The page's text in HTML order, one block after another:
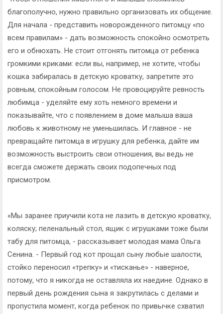
благополучно, нужно правильно организовать их общение.
Для начала - представить новорожденного питомцу «по
всем правилам» - дать возможность спокойно осмотреть
его и обнюхать. Не стоит отгонять питомца от ребенка
громкими криками: если вы, например, не хотите, чтобы
кошка забиралась в детскую кроватку, запретите это
ровным, спокойным голосом. Не провоцируйте ревность
любимца - уделяйте ему хоть немного времени и
показывайте, что с появлением в доме малыша ваша
любовь к животному не уменьшилась. И главное - не
превращайте питомца в игрушку для ребенка, дайте им
возможность выстроить свои отношения, вы ведь не
всегда сможете держать своих подопечных под
присмотром.
«Мы заранее приучили кота не лазить в детскую кроватку,
коляску; пеленальный стол, ящик с игрушками тоже были
табу для питомца, - рассказывает молодая мама Ольга
Сенина. - Первый год кот прощал сыну любые шалости,
стойко переносил «трепку» и «тисканье» - наверное,
потому, что я никогда не оставляла их наедине. Однако в
первый день рождения сына я закрутилась с делами и
пропустила момент, когда ребенок по привычке схватил